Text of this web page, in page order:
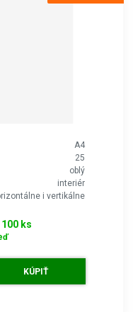
A4
25
oblý
interiér
i vertikálne
ks
KÚPIŤ